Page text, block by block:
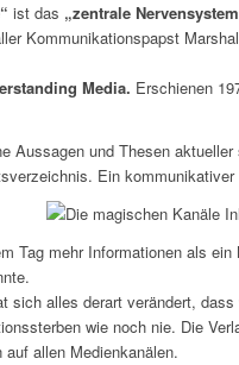
ist das „zentrale
Kommunikationspapst
Media. Erschienen
Aussagen und Thesen aktueller
Ein
Tag mehr Informationen als
sich alles derart verändert,
wie noch nie. Die
allen Medienkanälen.